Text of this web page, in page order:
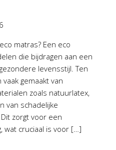
matras? Een eco
die bijdragen aan een
levensstijl. Ten
gemaakt van
zoals natuurlatex,
van schadelijke
zorgt voor een
wat cruciaal is voor […]